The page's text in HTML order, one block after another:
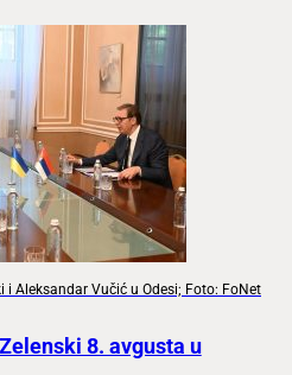
i Aleksandar Vučić u Odesi; Foto: FoNet
8. avgusta u